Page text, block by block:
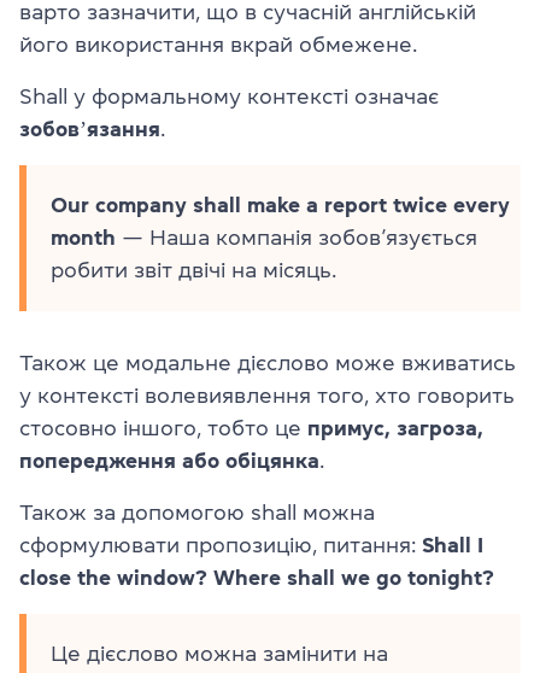
варто зазначити, що в сучасній англійській
його використання вкрай обмежене.
Shall у формальному контексті означає
зобовʼязання.
Our company shall make a report twice every
month — Наша компанія зобов’язується
робити звіт двічі на місяць.
Також це модальне дієслово може вживатись
у контексті волевиявлення того, хто говорить
стосовно іншого, тобто це примус, загроза,
попередження або обіцянка.
Також за допомогою shall можна
сформулювати пропозицію, питання: Shall I
close the window? Where shall we go tonight?
Це дієслово можна замінити на